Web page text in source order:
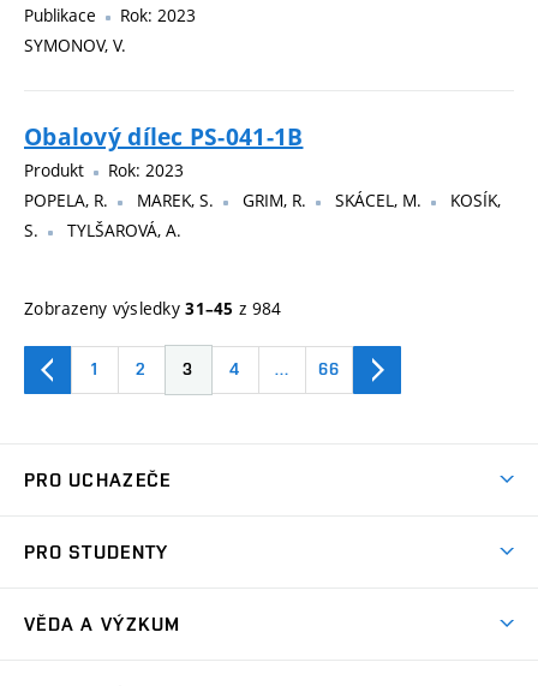
Publikace
Rok: 2023
SYMONOV, V.
Obalový dílec PS-041-1B
Produkt
Rok: 2023
POPELA, R.
MAREK, S. GRIM, R. SKÁCEL, M.
KOSÍK,
S.
TYLŠAROVÁ, A.
Zobrazeny výsledky31–45 z 984
1 2 3 4 … 66
PRO UCHAZEČE
Ambasadoři studia
PRO STUDENTY
VĚDA A VÝZKUM